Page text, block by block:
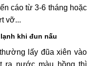
cáo từ 3-6 tháng hoặc
vỡ...
khi đun nấu
lấy đũa xiên vào
ra nước màu hồng thì